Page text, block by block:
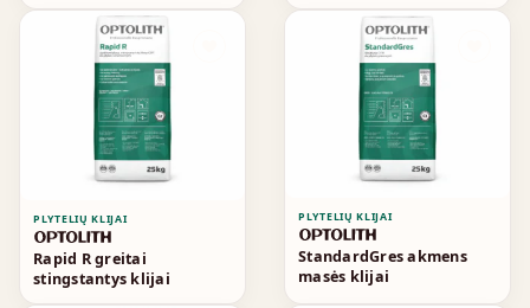
PLYTELIŲ KLIJAI
Rapid R greitai
stingstantys klijai
PLYTELIŲ KLIJAI
StandardGres akmens
masės klijai